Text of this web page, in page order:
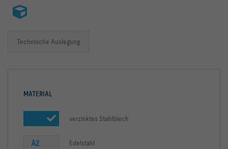
Technische Auslegung
MATERIAL
verzinktes Stahlblech
A2 Edelstahl